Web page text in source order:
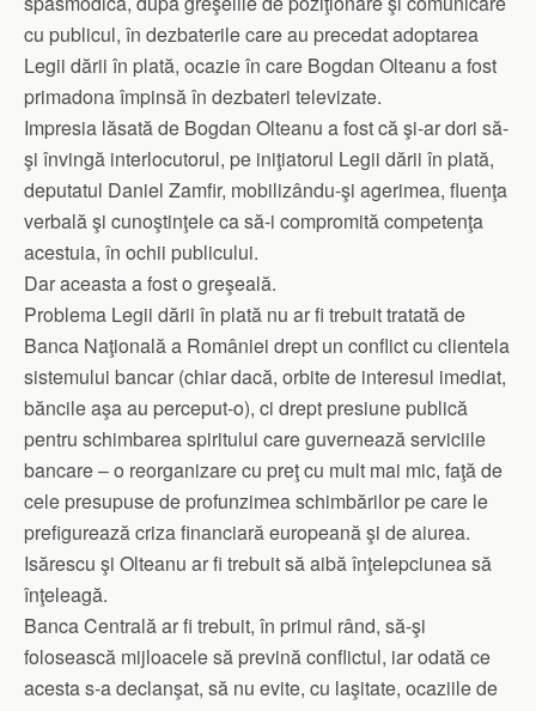
cu publicul, în dezbaterile care au precedat adoptarea
Legii dării în plată, ocazie în care Bogdan Olteanu a fost
primadona împinsă în dezbateri televizate.
Impresia lăsată de Bogdan Olteanu a fost că şi-ar dori să-
şi învingă interlocutorul, pe iniţiatorul Legii dării în plată,
deputatul Daniel Zamfir, mobilizându-şi agerimea, fluenţa
verbală şi cunoştinţele ca să-i compromită competenţa
acestuia, în ochii publicului.
Dar aceasta a fost o greşeală.
Problema Legii dării în plată nu ar fi trebuit tratată de
Banca Naţională a României drept un conflict cu clientela
sistemului bancar (chiar dacă, orbite de interesul imediat,
băncile aşa au perceput-o), ci drept presiune publică
pentru schimbarea spiritului care guvernează serviciile
bancare – o reorganizare cu preţ cu mult mai mic, faţă de
cele presupuse de profunzimea schimbărilor pe care le
prefigurează criza financiară europeană şi de aiurea.
Isărescu şi Olteanu ar fi trebuit să aibă înţelepciunea să
înţeleagă.
Banca Centrală ar fi trebuit, în primul rând, să-şi
folosească mijloacele să prevină conflictul, iar odată ce
acesta s-a declanşat, să nu evite, cu laşitate, ocaziile de